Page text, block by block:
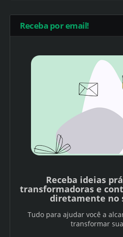
Receba por email!
Receba ideias
transformadoras e
diretamente no
Tudo para ajudar você a
transformar